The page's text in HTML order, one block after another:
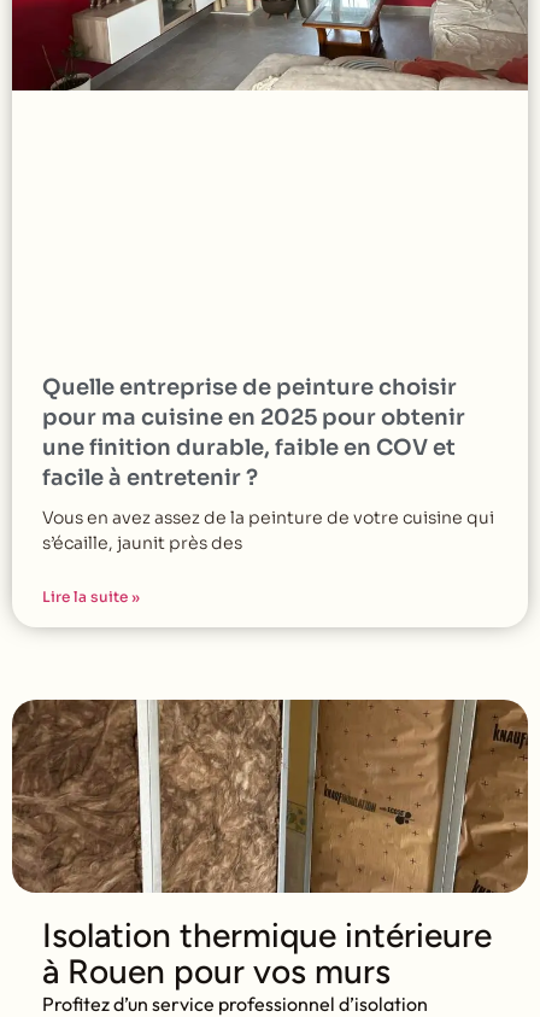
Quelle entreprise de peinture choisir
pour ma cuisine en 2025 pour obtenir
une finition durable, faible en COV et
facile à entretenir ?
Vous en avez assez de la peinture de votre cuisine qui
s’écaille, jaunit près des
Lire la suite »
Isolation thermique intérieure
à Rouen pour vos murs
Profitez d’un service professionnel d’isolation